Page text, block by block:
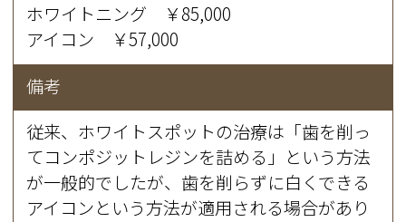
ホワイトニング ￥85,000
アイコン ￥57,000
備考
従来、ホワイトスポットの治療は「歯を削っ
てコンポジットレジンを詰める」という方法
が一般的でしたが、歯を削らずに白くできる
アイコンという方法が適用される場合があり